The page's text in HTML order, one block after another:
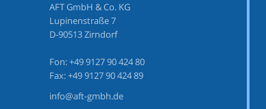
AFT GmbH & Co. KG
Lupinenstraße 7
D-90513 Zirndorf
Fon: +49 9127 90 424 80
Fax: +49 9127 90 424 89
info@aft-gmbh.de